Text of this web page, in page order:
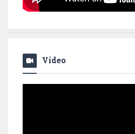
Video